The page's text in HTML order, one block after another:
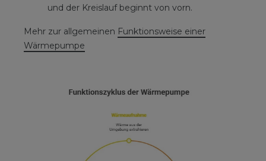
und der Kreislauf beginnt von vorn.
Mehr zur allgemeinen Funktionsweise einer
Wärmepumpe